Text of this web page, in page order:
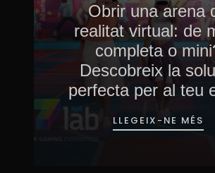
Obrir una arena
realitat virtual: de
completa o
Descobreix la
perfecta per al teu
LLEGEIX-NE MÉS